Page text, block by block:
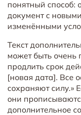
понятный способ:
документ с
изменёнными
Текст
может быть очень
продлить срок
[новая дата]. Все
сохраняют силу.»
они
дополнительное